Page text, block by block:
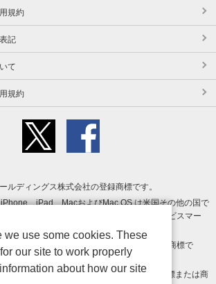
規約
記
て
規約
ルディングス株式会社の登録商標です。
、iPad、MacおよびMac OS は米国その他の国で
の商標です。App Store は Apple Inc. のサービスマー
および Google Play ロゴ は Google LLC の商標で
Inc.の米国およびその他の国における登録商標または商
we use some cookies. These
our site to work properly
about how our site